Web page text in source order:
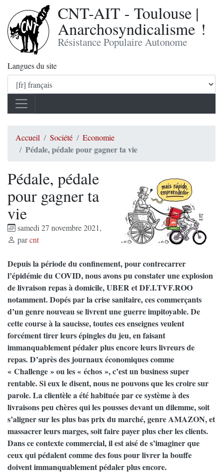
CNT-AIT - Toulouse |
Anarchosyndicalisme !
Résistance Populaire Autonome
Langues du site
Accueil Société Economie
Pédale, pédale pour gagner ta vie
Pédale, pédale
pour gagner ta
vie
samedi 27 novembre 2021,
parcnt
Depuis la période du confinement, pour contrecarrer
l’épidémie du COVID, nous avons pu constater une explosion
de livraison repas à domicile, UBER et DF.I.TVF.ROO
notamment. Dopés par la crise sanitaire, ces commerçants
d’un genre nouveau se livrent une guerre impitoyable. De
cette course à la saucisse, toutes ces enseignes veulent
forcément tirer leurs épingles du jeu, en faisant
immanquablement pédaler plus encore leurs livreurs de
repas. D’après des journaux économiques comme
« Challenge » ou les « échos », c’est un business super
rentable. Si eux le disent, nous ne pouvons que les croire sur
parole. La clientèle a été habituée par ce système à des
livraisons peu chères qui les pousses devant un dilemme, soit
s’aligner sur les plus bas prix du marché, genre AMAZON, et
massacrer leurs marges, soit faire payer plus cher les clients.
Dans ce contexte commercial, il est aisé de s’imaginer que
ceux qui pédalent comme des fous pour livrer la bouffe
doivent immanquablement pédaler plus encore.